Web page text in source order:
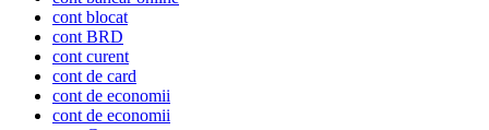
cont blocat
cont BRD
cont curent
cont de card
cont de economii
cont de economii